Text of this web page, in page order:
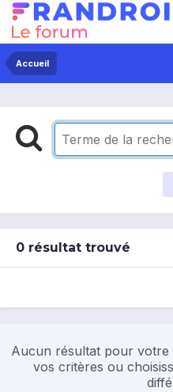
Accueil
0 résultat trouvé
Aucun résultat pour votre
vos critères ou